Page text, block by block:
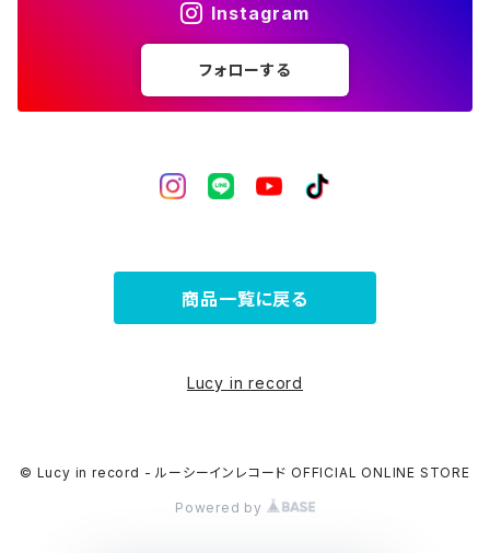
Instagram
フォローする
商品一覧に戻る
Lucy in record
© Lucy in record - ルーシーインレコード OFFICIAL ONLINE STORE
Powered by